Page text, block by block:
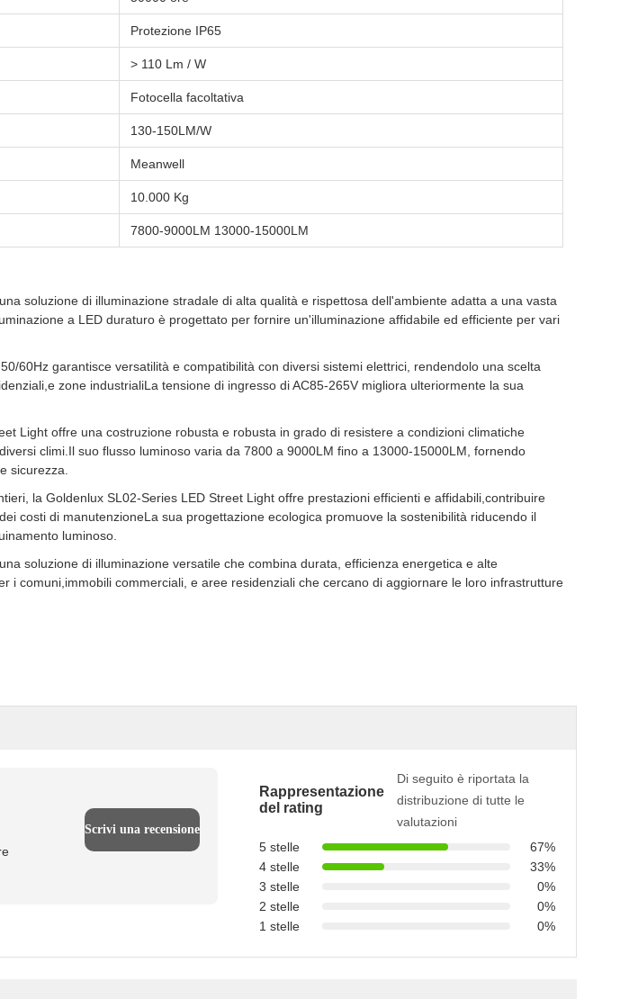
Protezione IP65
> 110 Lm / W
Fotocella facoltativa
130-150LM/W
Meanwell
10.000 Kg
7800-9000LM 13000-15000LM
soluzione di illuminazione stradale di alta qualità e rispettosa dell'ambiente adatta a una vasta
a LED duraturo è progettato per fornire un'illuminazione affidabile ed efficiente per vari
60Hz garantisce versatilità e compatibilità con diversi sistemi elettrici, rendendolo una scelta
zone industrialiLa tensione di ingresso di AC85-265V migliora ulteriormente la sua
Light offre una costruzione robusta e robusta in grado di resistere a condizioni climatiche
climi.Il suo flusso luminoso varia da 7800 a 9000LM fino a 13000-15000LM, fornendo
sicurezza.
la Goldenlux SL02-Series LED Street Light offre prestazioni efficienti e affidabili,contribuire
costi di manutenzioneLa sua progettazione ecologica promuove la sostenibilità riducendo il
luminoso.
soluzione di illuminazione versatile che combina durata, efficienza energetica e alte
i comuni,immobili commerciali, e aree residenziali che cercano di aggiornare le loro infrastrutture
Scrivi una recensione
Rappresentazione
del rating
Di seguito è riportata la
distribuzione di tutte le
valutazioni
5 stelle
67%
4 stelle
33%
3 stelle
0%
2 stelle
0%
1 stelle
0%